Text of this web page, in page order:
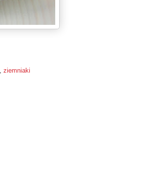
ziemniaki